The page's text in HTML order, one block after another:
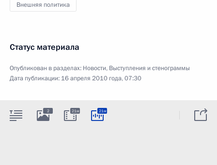
Внешняя политика
Статус материала
Опубликован в разделах: Новости, Выступления и стенограммы
Дата публикации: 16 апреля 2010 года, 07:30
2 21м 21м